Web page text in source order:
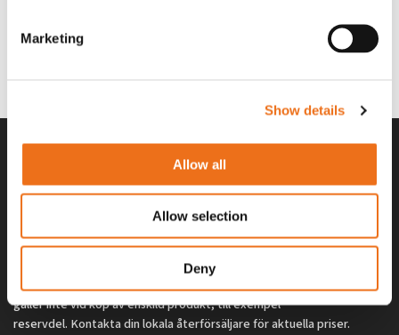
Marketing
Show details
Allow all
Allow selection
Deny
Lägg till i varukorg
Rotor teeth 8t/6k 0Gr/8 R6/14
Alla priser på tillbehör och tillval gäller vid köp av ny maskin. Priserna
gäller inte vid köp av enskild produkt, till exempel
reservdel. Kontakta din lokala återförsäljare för aktuella priser.